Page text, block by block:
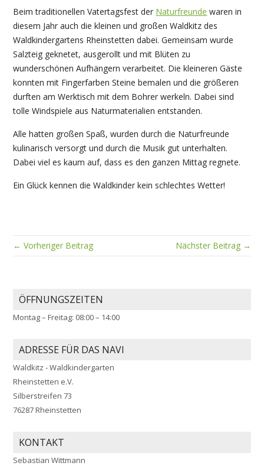
Beim traditionellen Vatertagsfest der Naturfreunde waren in
diesem Jahr auch die kleinen und großen Waldkitz des
Waldkindergartens Rheinstetten dabei. Gemeinsam wurde
Salzteig geknetet, ausgerollt und mit Blüten zu
wunderschönen Aufhängern verarbeitet. Die kleineren Gäste
konnten mit Fingerfarben Steine bemalen und die größeren
durften am Werktisch mit dem Bohrer werkeln. Dabei sind
tolle Windspiele aus Naturmaterialien entstanden.
Alle hatten großen Spaß, wurden durch die Naturfreunde
kulinarisch versorgt und durch die Musik gut unterhalten.
Dabei viel es kaum auf, dass es den ganzen Mittag regnete.
Ein Glück kennen die Waldkinder kein schlechtes Wetter!
← Vorheriger Beitrag Nächster Beitrag →
ÖFFNUNGSZEITEN
Montag – Freitag: 08:00 – 14:00
ADRESSE FÜR DAS NAVI
Waldkitz - Waldkindergarten
Rheinstetten e.V.
Silberstreifen 73
76287 Rheinstetten
KONTAKT
Sebastian Wittmann